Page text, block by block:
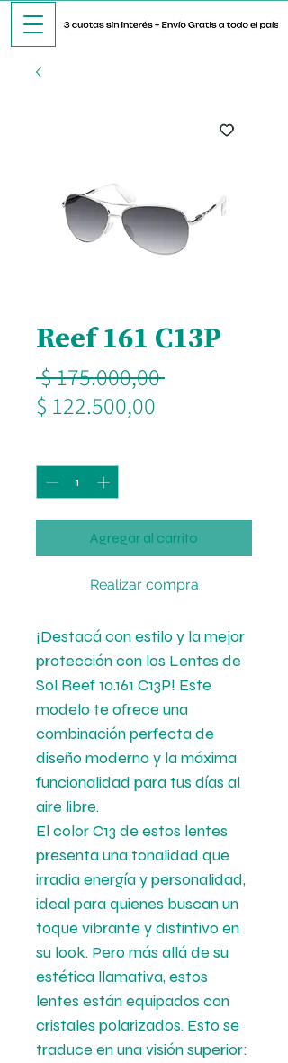
Reef 161 C13P
$ 175.000,00 Precio
$ 122.500,00
Agregar al carrito
Realizar compra
¡Destacá con estilo y la mejor
protección con los Lentes de
Sol Reef 10.161 C13P! Este
modelo te ofrece una
combinación perfecta de
diseño moderno y la máxima
funcionalidad para tus días al
aire libre.
El color C13 de estos lentes
presenta una tonalidad que
irradia energía y personalidad,
ideal para quienes buscan un
toque vibrante y distintivo en
su look. Pero más allá de su
estética llamativa, estos
lentes están equipados con
cristales polarizados. Esto se
traduce en una visión superior: